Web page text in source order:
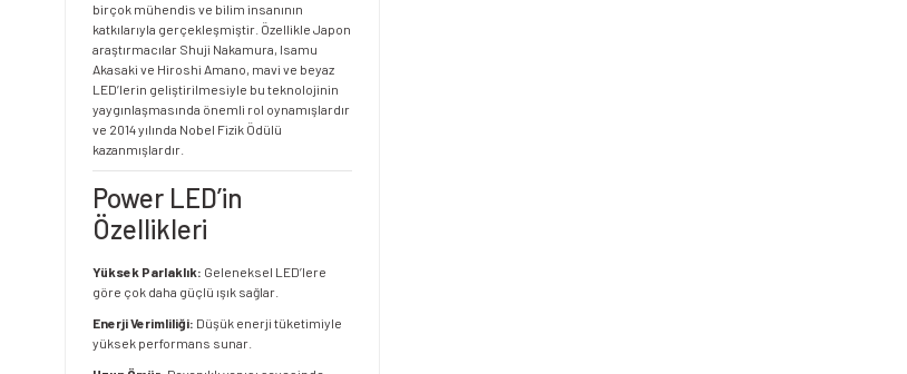
birçok mühendis ve bilim insanının
katkılarıyla gerçekleşmiştir. Özellikle Japon
araştırmacılar Shuji Nakamura, Isamu
Akasaki ve Hiroshi Amano, mavi ve beyaz
LED’lerin geliştirilmesiyle bu teknolojinin
yaygınlaşmasında önemli rol oynamışlardır
ve 2014 yılında Nobel Fizik Ödülü
kazanmışlardır.
Power LED’in
Özellikleri
Yüksek Parlaklık: Geleneksel LED’lere
göre çok daha güçlü ışık sağlar.
Enerji Verimliliği: Düşük enerji tüketimiyle
yüksek performans sunar.